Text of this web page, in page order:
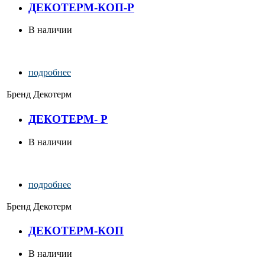
ДЕКОТЕРМ-КОП-Р
В наличии
подробнее
Бренд Декотерм
ДЕКОТЕРМ- Р
В наличии
подробнее
Бренд Декотерм
ДЕКОТЕРМ-КОП
В наличии